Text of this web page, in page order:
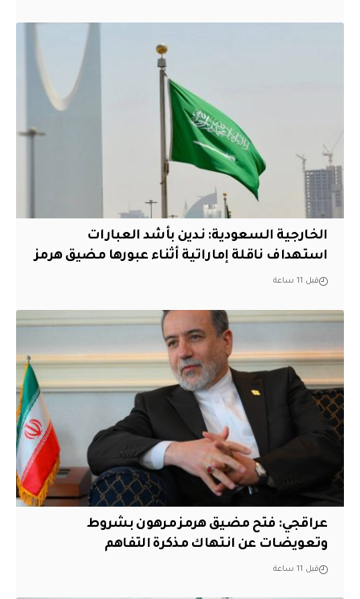
‏الخارجية السعودية: ندين بأشد العبارات
استهداف ناقلة إماراتية أثناء عبورها مضيق هرمز
قبل 11 ساعة
عراقجي: فتح مضيق هرمز مرهون بشروط
وتعويضات عن انتهاك مذكرة التفاهم
قبل 11 ساعة